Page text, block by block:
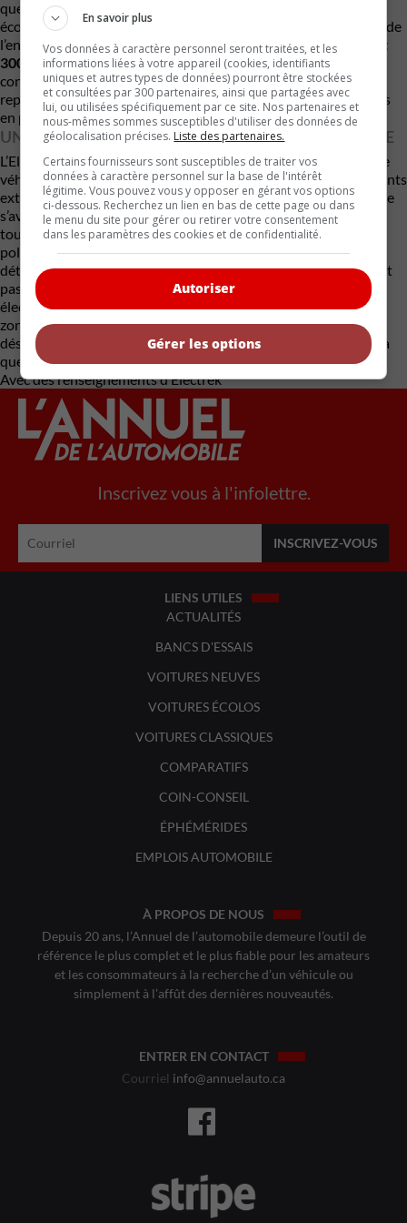
que pourrait devenir l’accès à faibles émissions dans des
écosystèmes particulièrement sensibles. Selon les estimations de
l’entreprise, l’Electric Ice Explorer pourrait réduire entre
200 et
300 kilogrammes de CO₂ par jourlorsqu’il est en service. Une
contribution modeste à l’échelle mondiale, certes, mais qui
représente un signal fort dans une industrie touristique de plus
en plus soucieuse de son empreinte environnementale.
UNE NOUVELLE VISION DU TOURISME D’AVENTURE
L’Electic Ice Explorer ouvre la voie à une nouvelle génération de
véhicules spécialisés capables d’évoluer dans des environnements
extrêmes tout en limitant leur impact écologique. Si l’expérience
s’avère concluante, elle pourrait inspirer d’autres opérateurs
touristiques à travers le monde, notamment dans les régions
polaires, montagneuses ou protégées. Pour l’instant, plusieurs
détails techniques demeurent inconnus. Pursuit n’a notamment
pas dévoilé la capacité de la batterie, la puissance du moteur
électrique ni le coût de développement du véhicule. Malgré ces
zones d’ombre, l’initiative démontre que l’électrification gagne
désormais des secteurs où peu de gens l’auraient imaginée il y a
quelques années.
Avec des renseignements d’Electrek
Inscrivez vous à l'infolettre.
LIENS UTILES
ACTUALITÉS
BANCS D'ESSAIS
VOITURES NEUVES
VOITURES ÉCOLOS
VOITURES CLASSIQUES
COMPARATIFS
COIN-CONSEIL
ÉPHÉMÉRIDES
EMPLOIS AUTOMOBILE
À PROPOS DE NOUS
Depuis 20 ans, l’Annuel de l’automobile demeure l’outil de
référence le plus complet et le plus fiable pour les amateurs
et les consommateurs à la recherche d’un véhicule ou
simplement à l’affût des dernières nouveautés.
ENTRER EN CONTACT
Courriel info@annuelauto.ca
En savoir plus
Vos données à caractère personnel seront traitées, et les
informations liées à votre appareil (cookies, identifiants
uniques et autres types de données) pourront être stockées
et consultées par 300 partenaires, ainsi que partagées avec
lui, ou utilisées spécifiquement par ce site. Nos partenaires et
nous-mêmes sommes susceptibles d'utiliser des données de
géolocalisation précises. Liste des partenaires.
Certains fournisseurs sont susceptibles de traiter vos
données à caractère personnel sur la base de l'intérêt
légitime. Vous pouvez vous y opposer en gérant vos options
ci-dessous. Recherchez un lien en bas de cette page ou dans
le menu du site pour gérer ou retirer votre consentement
dans les paramètres des cookies et de confidentialité.
Autoriser
Gérer les options